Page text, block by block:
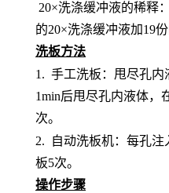
20×洗涤缓冲液的稀释
的20×洗涤缓冲液加19份
洗板方法
1. 手工洗板：甩尽孔内
1min后甩尽孔内液体，
次。
2.
自动洗板机：每孔注
板5次。
操作步骤